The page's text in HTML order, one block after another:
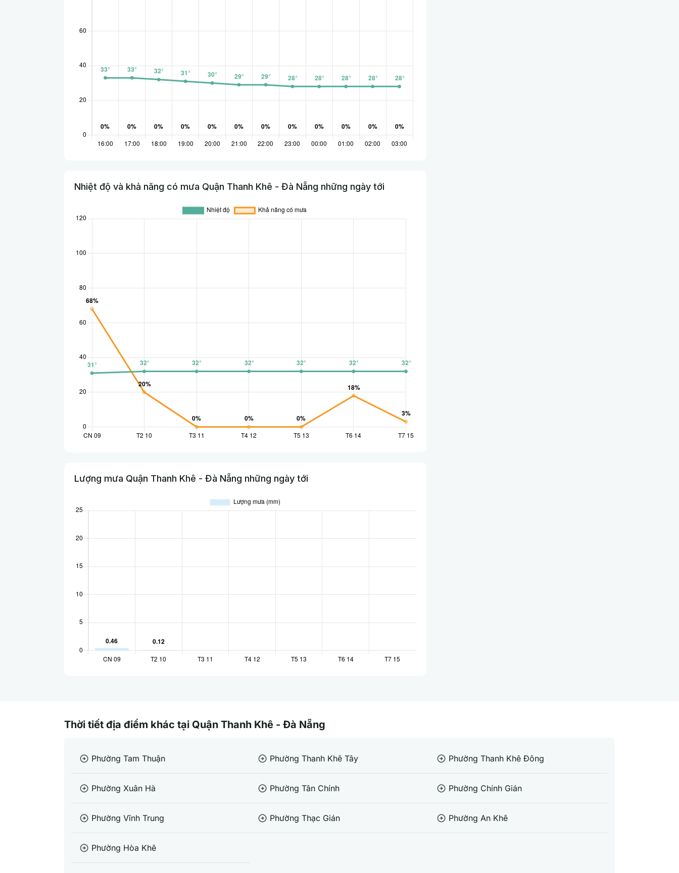
Nhiệt độ và khả năng có mưa Quận Thanh Khê - Đà Nẵng những ngày tới
Lượng mưa Quận Thanh Khê - Đà Nẵng những ngày tới
Thời tiết địa điểm khác tại Quận Thanh Khê - Đà Nẵng
arrow_circle_right Phường Tam Thuận arrow_circle_right Phường Thanh Khê Tây arrow_circle_right Phường Thanh Khê Đông
arrow_circle_right Phường Xuân Hà arrow_circle_right Phường Tân Chính arrow_circle_right Phường Chính Gián
arrow_circle_right Phường Vĩnh Trung arrow_circle_right Phường Thạc Gián arrow_circle_right Phường An Khê
arrow_circle_right Phường Hòa Khê